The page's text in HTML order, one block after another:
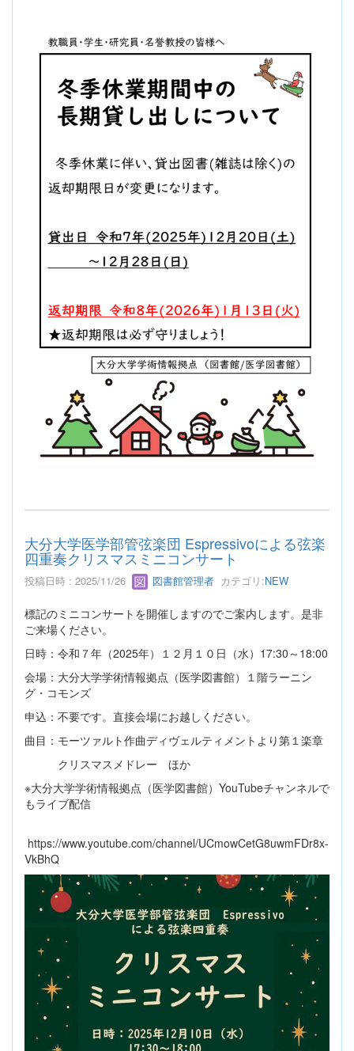
大分大学医学部管弦楽団 Espressivoによる弦楽
四重奏クリスマスミニコンサート
投稿日時 : 2025/11/26 図書館管理者 カテゴリ:NEW
標記のミニコンサートを開催しますのでご案内します。是非
ご来場ください。
日時：令和７年（2025年）１２月１０日（水）17:30～18:00
会場：大分大学学術情報拠点（医学図書館）１階ラーニン
グ・コモンズ
申込：不要です。直接会場にお越しください。
曲目：モーツァルト作曲ディヴェルティメントより第１楽章
クリスマスメドレー ほか
※大分大学学術情報拠点（医学図書館）YouTubeチャンネルで
もライブ配信
https://www.youtube.com/channel/UCmowCetG8uwmFDr8x-
VkBhQ